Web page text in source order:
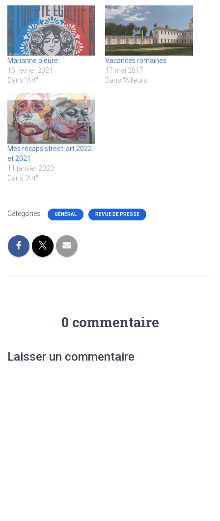
Marianne pleure
16 février 2021
Dans "Art"
Vacances romaines
17 mai 2017
Dans "Ailleurs"
Mes récaps street-art 2022
et 2021
11 janvier 2023
Dans "Art"
Catégories : GÉNÉRAL REVUE DE PRESSE
0 commentaire
Laisser un commentaire